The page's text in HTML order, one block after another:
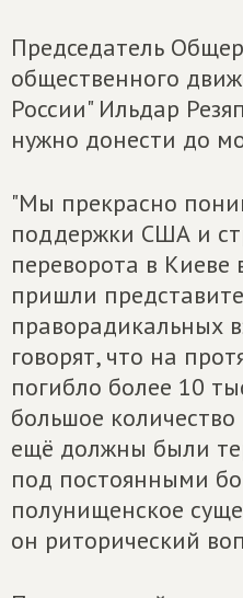
Председатель
общественного
России" Ильдар
нужно донести до
"Мы прекрасно
поддержки США и
переворота в Киеве
пришли
праворадикальных
говорят, что на
погибло более 10
большое
ещё должны были
под постоянными
полунищенское
он риторический